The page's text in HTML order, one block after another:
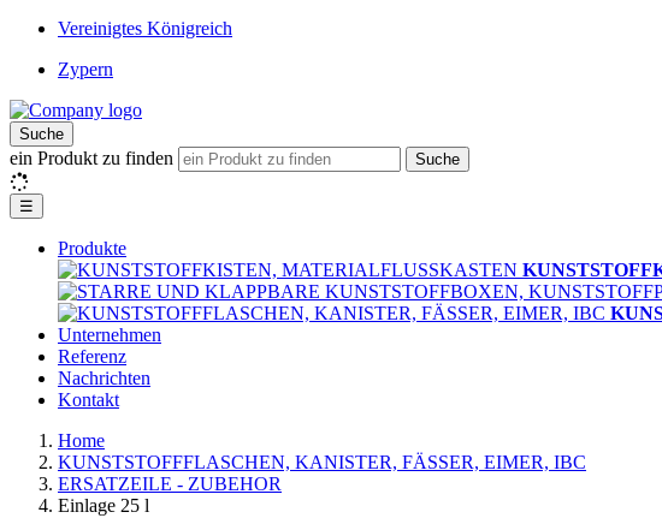
Vereinigtes Königreich
Zypern
Suche
ein Produkt zu finden Suche
☰
Produkte
Unternehmen
Referenz
Nachrichten
Kontakt
Home
KUNSTSTOFFFLASCHEN, KANISTER, FÄSSER, EIMER, IBC
ERSATZEILE - ZUBEHOR
Einlage 25 l